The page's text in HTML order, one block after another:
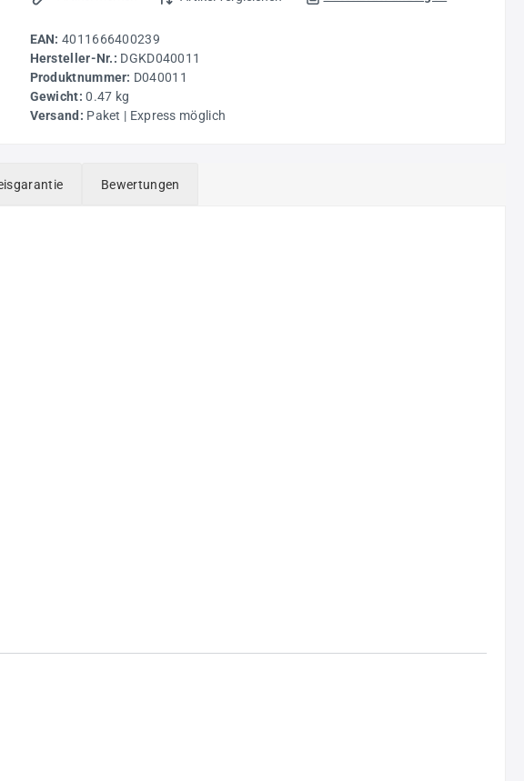
EAN: 4011666400239
Hersteller-Nr.: DGKD040011
Produktnummer: D040011
Gewicht:0.47 kg
Versand: Paket | Express möglich
Bewertungen